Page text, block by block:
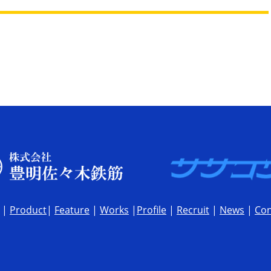
| Product| Feature | Works | Profile | Recruit | News |